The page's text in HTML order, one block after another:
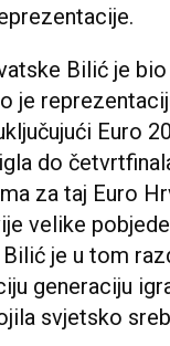
Bilić je
je
Euro
do
za taj Euro
velike
Bilić je u tom
generaciju
svjetsko